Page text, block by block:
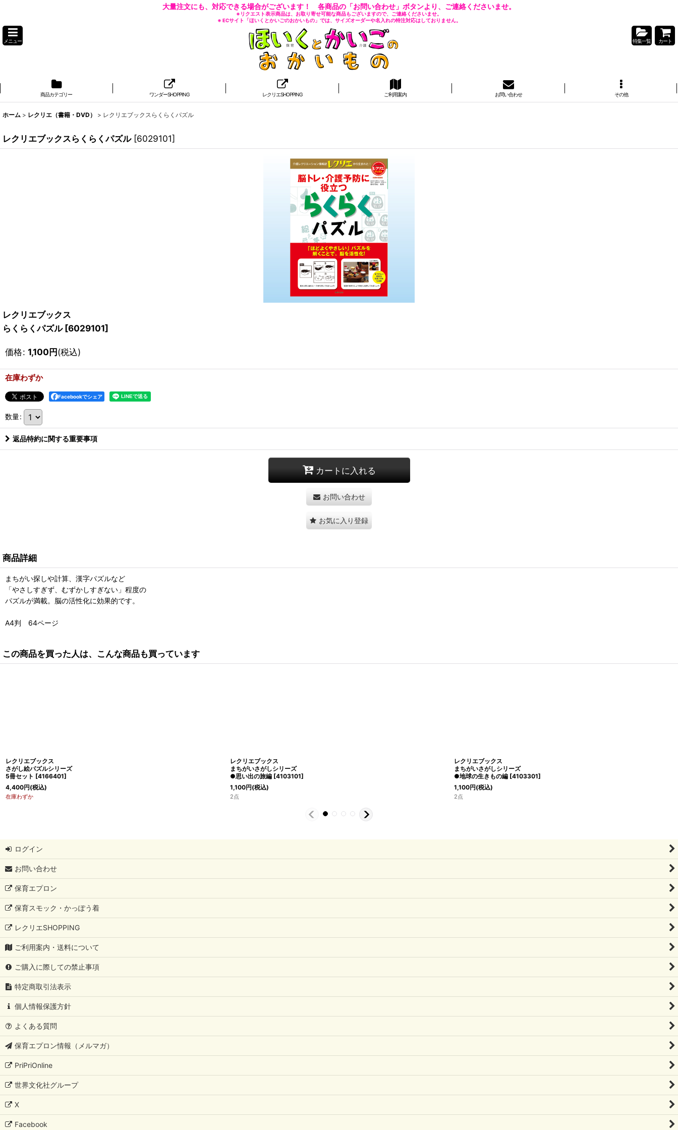
大量注文にも、対応できる場合がございます！ 各商品の「お問い合わせ」ボタンより、ご連絡くださいませ。
※リクエスト表示商品は、お取り寄せ可能な商品もございますので、ご連絡くださいませ。
※ ECサイト「ほいくとかいごのおかいもの」では、サイズオーダーや名入れの特注対応はしておりません。
メニュー 特集一覧 カート
商品カテゴリー ワンダーSHOPPING レクリエSHOPPING ご利用案内 お問い合わせ その他
ホーム > レクリエ（書籍・DVD） > レクリエブックスらくらくパズル
レクリエブックスらくらくパズル [6029101]
レクリエブックス
らくらくパズル [6029101]
価格: 1,100円(税込)
在庫わずか
Facebookでシェア
数量:
返品特約に関する重要事項
カートに入れる
お問い合わせ
お気に入り登録
商品詳細
まちがい探しや計算、漢字パズルなど
「やさしすぎず、むずかしすぎない」程度の
パズルが満載。脳の活性化に効果的です。
A4判 64ページ
この商品を買った人は、こんな商品も買っています
レクリエブックス
さがし絵パズルシリーズ
5冊セット [4166401]
4,400円(税込)
在庫わずか
レクリエブックス
まちがいさがしシリーズ
●思い出の旅編 [4103101]
1,100円(税込)
2点
レクリエブックス
まちがいさがしシリーズ
●地球の生きもの編 [4103301]
1,100円(税込)
2点
ログイン
お問い合わせ
保育エプロン
保育スモック・かっぽう着
レクリエSHOPPING
ご利用案内・送料について
ご購入に際しての禁止事項
特定商取引法表示
個人情報保護方針
よくある質問
保育エプロン情報（メルマガ）
PriPriOnline
世界文化社グループ
X
Facebook